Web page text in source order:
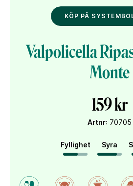
Valpolicella
Monte
159 kr
Artnr: 70705
KÖP PÅ
Fyllighet Syra